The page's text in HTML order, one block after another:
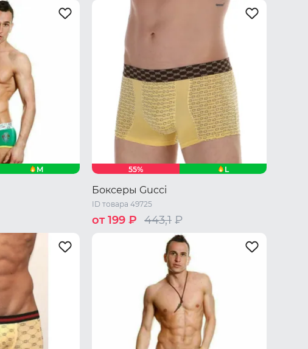
XL
M
XL
55% L
Боксеры Gucci
ID товара 49725
от 199 ₽ 443,1 ₽